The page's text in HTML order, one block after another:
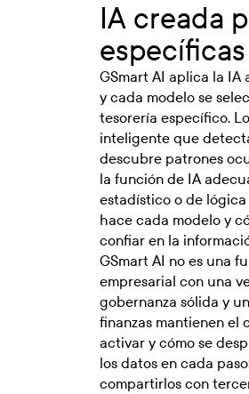
IA creada
GSmart AI aplica la IA
y cada modelo se
tesorería específico.
inteligente que
descubre patrones
la función de IA
estadístico o de
hace cada modelo y
confiar en la
GSmart AI no es una
empresarial con una
gobernanza sólida y
finanzas mantienen el
activar y cómo se
los datos en cada
compartirlos con